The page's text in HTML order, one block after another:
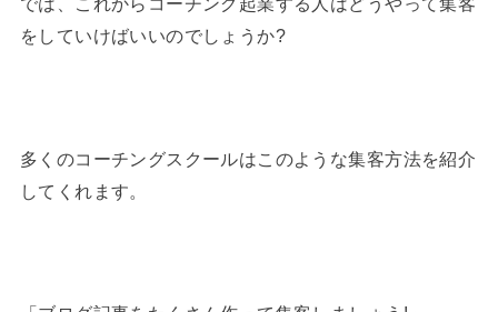
をしていけばいいのでしょうか?
多くのコーチングスクールはこのような集客方法を紹介
してくれます。